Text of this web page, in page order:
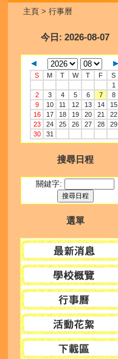
主頁> 行事曆
今日 : 2026-08-07
S M T W T F
S
1
2
3 4 5 6 7
8
9
10 11 12 13 14
15
16
17 18 19 20 21
22
23
24 25 26 27 28
29
30
31
搜尋日程
關鍵字:
選單